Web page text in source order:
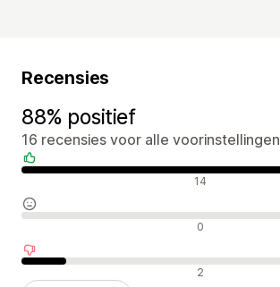
Recensies
88% positief
16 recensies voor alle voorinstellingen
Positieve recensies 14
Neutrale recensies 0
Negatieve recensies 2